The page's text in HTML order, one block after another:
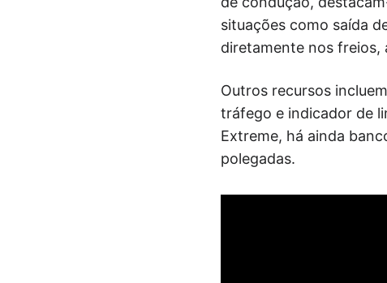
situações como saída
diretamente nos freios,
Outros recursos
tráfego e indicador de
Extreme, há ainda
polegadas.